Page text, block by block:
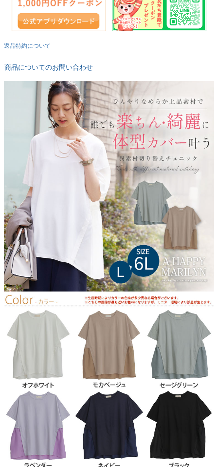
返品特約について
商品についてのお問い合わせ